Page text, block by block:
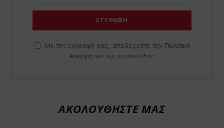
Με την εγγραφή σας, αποδέχεστε την Πολιτική
Απορρήτου της ιστοσελίδας
ΑΚΟΛΟΥΘΗΣΤΕ ΜΑΣ